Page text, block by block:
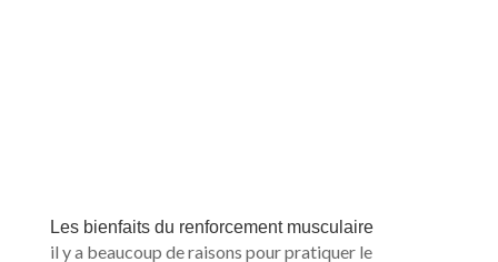
Les bienfaits du renforcement musculaire
il y a beaucoup de raisons pour pratiquer le